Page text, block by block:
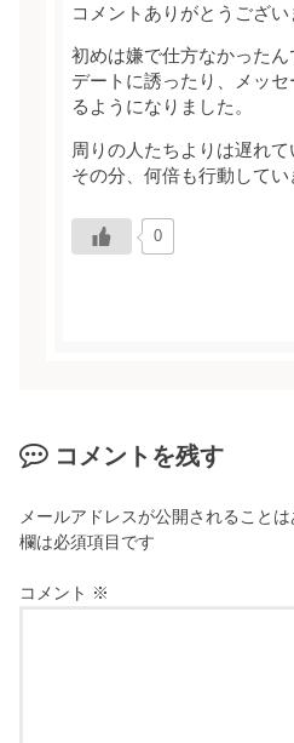
コメントありがとうござい
初めは嫌で仕方なかったん
デートに誘ったり、メッ
るようになりました。
周りの人たちよりは遅れて
その分、何倍も行動してい
0
コメントを残す
メールアドレスが公開されることは
欄は必須項目です
コメント ※